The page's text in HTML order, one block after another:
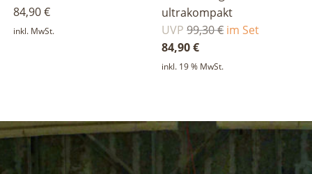
84,90€
inkl. MwSt.
ultrakompakt
UVP 99,30€ Ursprünglicher
im Set
84,90€Aktueller
Preis
inkl. 19 % MwSt.